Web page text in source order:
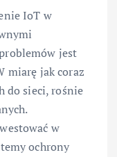
IoT w
jest
miarę jak coraz
do sieci, rośnie
w
ochrony